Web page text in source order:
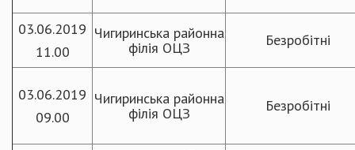
03.06.2019
11.00
Чигиринська районна
філія ОЦЗ
Безробітні
03.06.2019
09.00
Чигиринська районна
філія ОЦЗ
Безробітні